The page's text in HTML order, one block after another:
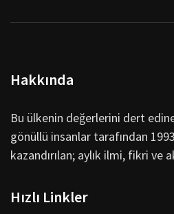
Hakkında
Bu ülkenin değerlerini dert
gönüllü insanlar tarafından 1993
kazandırılan; aylık ilmi, fikri ve
Hızlı Linkler